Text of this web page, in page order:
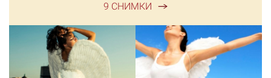
9 СНИМКИ